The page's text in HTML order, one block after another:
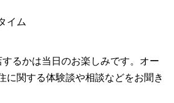
イム
るかは当日のお楽しみです。オー
に関する体験談や相談などをお聞き